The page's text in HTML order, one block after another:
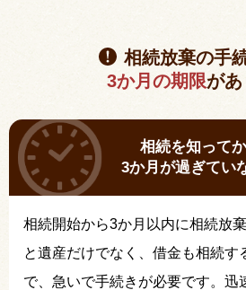
相続放棄の手
3か月の期限が
相続を知って
3か月が過ぎてい
相続開始から3か月以内に相続放
と遺産だけでなく、借金も相続す
で、急いで手続きが必要です。迅